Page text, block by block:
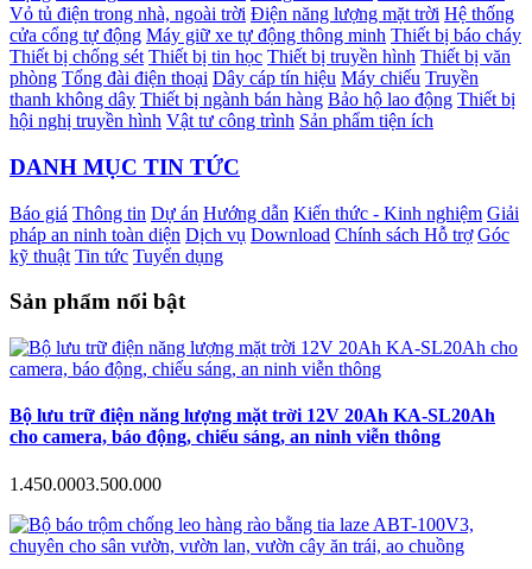
Vỏ tủ điện trong nhà, ngoài trời Điện năng lượng mặt trời Hệ thống
cửa cổng tự động Máy giữ xe tự động thông minh Thiết bị báo cháy
Thiết bị chống sét Thiết bị tin học Thiết bị truyền hình Thiết bị văn
phòng Tổng đài điện thoại Dây cáp tín hiệu Máy chiếu Truyền
thanh không dây Thiết bị ngành bán hàng Bảo hộ lao động Thiết bị
hội nghị truyền hình Vật tư công trình Sản phẩm tiện ích
DANH MỤC TIN TỨC
Báo giá Thông tin Dự án Hướng dẫn Kiến thức - Kinh nghiệm Giải
pháp an ninh toàn diện Dịch vụ Download Chính sách Hỗ trợ Góc
kỹ thuật Tin tức Tuyển dụng
Sản phẩm nổi bật
Bộ lưu trữ điện năng lượng mặt trời 12V 20Ah KA-SL20Ah
cho camera, báo động, chiếu sáng, an ninh viễn thông
1.450.0003.500.000